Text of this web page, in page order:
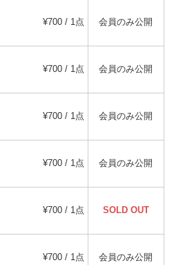
¥700 / 1点 会員のみ公開
¥700 / 1点 会員のみ公開
¥700 / 1点 会員のみ公開
¥700 / 1点 会員のみ公開
¥700 / 1点 SOLD OUT
¥700 / 1点 会員のみ公開